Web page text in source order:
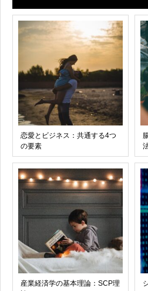
恋愛とビジネス：共通する4つ
の要素
産業経済学の基本理論：SCP理